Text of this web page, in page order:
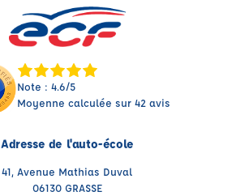
Note : 4.6/5
Moyenne calculée sur 42 avis
Adresse de l'auto-école
41, Avenue Mathias Duval
06130 GRASSE